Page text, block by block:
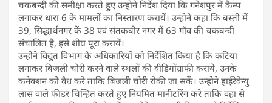
चकबन्दी की समीक्षा करते हुए उन्होने निर्देश दिया कि गनेशपुर में कैम्प
लगाकर धारा 6 के मामलों का निस्तारण करायें। उन्होने कहा कि बस्ती में
39, सिद्धार्थनगर कें 38 एवं संतकबीर नगर में 63 गॉव की चकबन्दी
संचालित है, इसे शीघ्र पूरा करायें।
उन्होने विद्युत विभाग के अधिकारियों को निर्देशित किया है कि कटिया
लगाकर बिजली चोरी करने वाले स्थलों की वीडियोंग्राफी कराये, उनके
कनेक्शन को वैध करे ताकि बिजली चोरी रोकी जा सकें। उन्होने हाईरेवेन्यु
लास वाले फीडर चिन्हित करते हुए नियमित मानीटरिंग करे ताकि वहा से